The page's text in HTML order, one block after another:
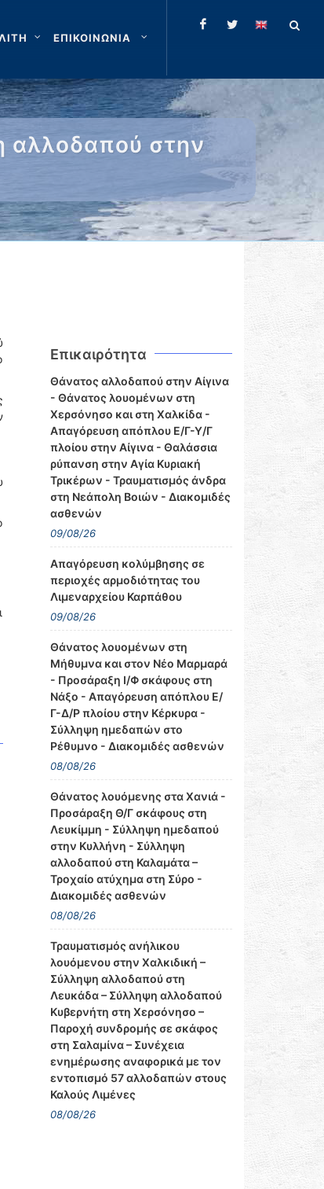
ΕΠΙΚΟΙΝΩΝΙΑ
αλλοδαπού στην
Επικαιρότητα
Θάνατος αλλοδαπού στην Αίγινα
- Θάνατος λουομένων στη
Χερσόνησο και στη Χαλκίδα -
Απαγόρευση απόπλου Ε/Γ-Υ/Γ
πλοίου στην Αίγινα - Θαλάσσια
ρύπανση στην Αγία Κυριακή
Τρικέρων - Τραυματισμός άνδρα
στη Νεάπολη Βοιών - Διακομιδές
ασθενών
09/08/26
Απαγόρευση κολύμβησης σε
περιοχές αρμοδιότητας του
Λιμεναρχείου Καρπάθου
09/08/26
Θάνατος λουομένων στη
Μήθυμνα και στον Νέο Μαρμαρά
- Προσάραξη Ι/Φ σκάφους στη
Νάξο - Απαγόρευση απόπλου Ε/
Γ-Δ/Ρ πλοίου στην Κέρκυρα -
Σύλληψη ημεδαπών στο
Ρέθυμνο - Διακομιδές ασθενών
08/08/26
Θάνατος λουόμενης στα Χανιά -
Προσάραξη Θ/Γ σκάφους στη
Λευκίμμη - Σύλληψη ημεδαπού
στην Κυλλήνη - Σύλληψη
αλλοδαπού στη Καλαμάτα –
Τροχαίο ατύχημα στη Σύρο -
Διακομιδές ασθενών
08/08/26
Τραυματισμός ανήλικου
λουόμενου στην Χαλκιδική –
Σύλληψη αλλοδαπού στη
Λευκάδα – Σύλληψη αλλοδαπού
Κυβερνήτη στη Χερσόνησο –
Παροχή συνδρομής σε σκάφος
στη Σαλαμίνα – Συνέχεια
ενημέρωσης αναφορικά με τον
εντοπισμό 57 αλλοδαπών στους
Καλούς Λιμένες
08/08/26